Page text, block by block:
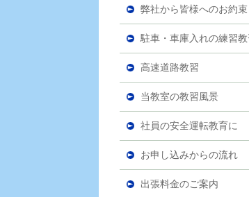
弊社から皆様へのお約束
駐車・車庫入れの練習教
高速道路教習
当教室の教習風景
社員の安全運転教育に
お申し込みからの流れ
出張料金のご案内